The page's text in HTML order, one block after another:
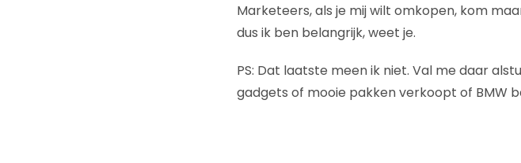
Marketeers, als je mij wilt omkopen, kom
dus ik ben belangrijk, weet je.
PS: Dat laatste meen ik niet. Val me daar
gadgets of mooie pakken verkoopt of BMW